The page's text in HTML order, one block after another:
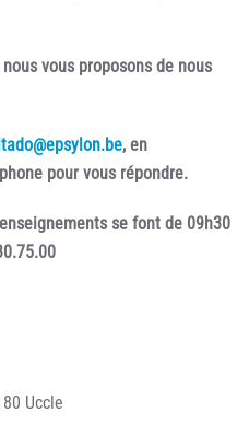
vous proposons de nous
, en
pour vous répondre.
se font de 09h30
Uccle